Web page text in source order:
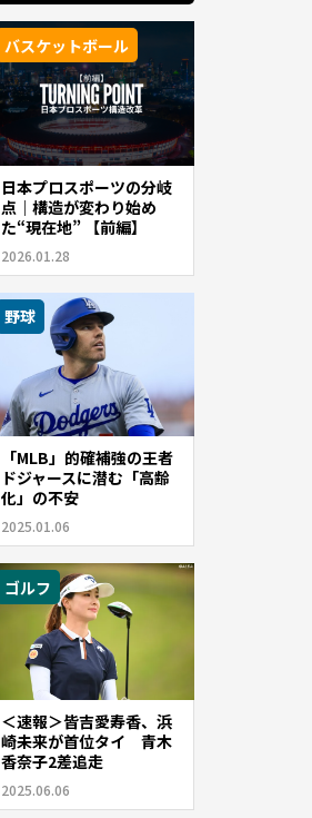
バスケットボール
日本プロスポーツの分岐
点｜構造が変わり始め
た“現在地” 【前編】
2026.01.28
野球
「MLB」的確補強の王者
ドジャースに潜む「高齢
化」の不安
2025.01.06
ゴルフ
＜速報＞皆吉愛寿香、浜
崎未来が首位タイ 青木
香奈子2差追走
2025.06.06